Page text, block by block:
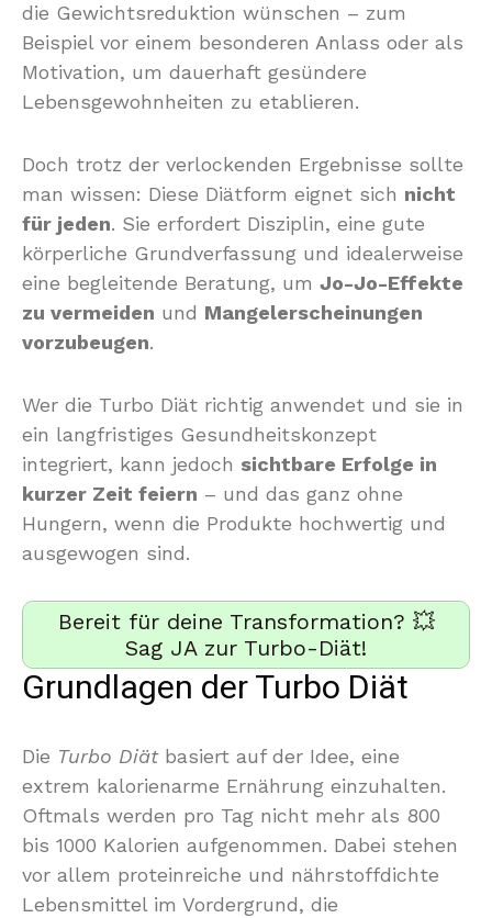
die Gewichtsreduktion wünschen – zum
Beispiel vor einem besonderen Anlass oder als
Motivation, um dauerhaft gesündere
Lebensgewohnheiten zu etablieren.
Doch trotz der verlockenden Ergebnisse sollte
man wissen: Diese Diätform eignet sich nicht
für jeden. Sie erfordert Disziplin, eine gute
körperliche Grundverfassung und idealerweise
eine begleitende Beratung, um Jo-Jo-Effekte
zu vermeiden und Mangelerscheinungen
vorzubeugen.
Wer die Turbo Diät richtig anwendet und sie in
ein langfristiges Gesundheitskonzept
integriert, kann jedoch sichtbare Erfolge in
kurzer Zeit feiern – und das ganz ohne
Hungern, wenn die Produkte hochwertig und
ausgewogen sind.
Bereit für deine Transformation? 💥
Sag JA zur Turbo-Diät!
Grundlagen der Turbo Diät
Die Turbo Diätbasiert auf der Idee, eine
extrem kalorienarme Ernährung einzuhalten.
Oftmals werden pro Tag nicht mehr als 800
bis 1000 Kalorien aufgenommen. Dabei stehen
vor allem proteinreiche und nährstoffdichte
Lebensmittel im Vordergrund, die